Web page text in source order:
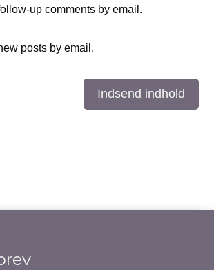
up comments by email.
posts by email.
Indsend indhold